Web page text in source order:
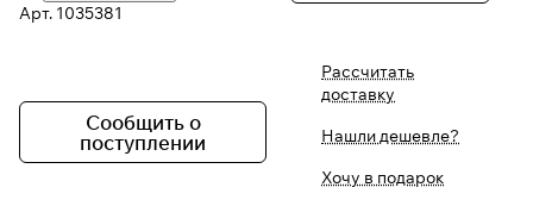
Арт. 1035381
Сообщить о
поступлении
Рассчитать
доставку
Нашли дешевле?
Хочу в подарок
Добавляйте товары